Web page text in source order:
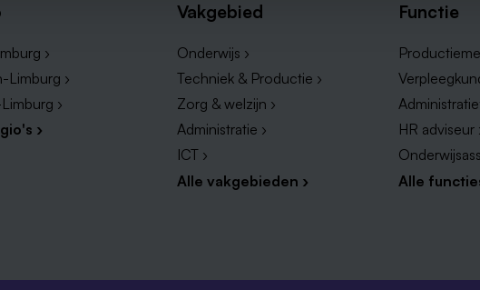
›
Limburg ›
›
›
Vakgebied
Onderwijs ›
Techniek & Productie ›
Zorg & welzijn ›
Administratie ›
ICT ›
Alle vakgebieden ›
Functie
HR adviseur
Alle